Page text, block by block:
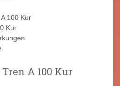
100 Kur
Kur
A 100 Kur